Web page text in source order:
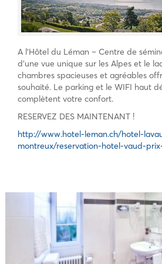
A l’Hôtel du Léman – Centre de
d’une vue unique sur les Alpes et le
chambres spacieuses et agréables
souhaité. Le parking et le WIFI haut
complètent votre confort.
RESERVEZ DES MAINTENANT !
http://www.hotel-leman.ch/hotel-
montreux/reservation-hotel-vaud-